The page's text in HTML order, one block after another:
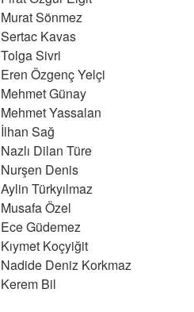
Murat Sönmez
Sertac Kavas
Tolga Sivri
Eren Özgenç Yelçi
Mehmet Günay
Mehmet Yassalan
İlhan Sağ
Nazlı Dilan Türe
Nurşen Denis
Aylin Türkyılmaz
Musafa Özel
Ece Güdemez
Kıymet Koçyiğit
Nadide Deniz Korkmaz
Kerem Bil